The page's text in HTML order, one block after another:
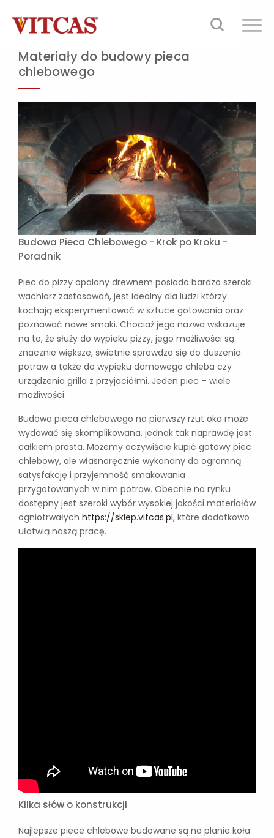
Materiały do budowy pieca
chlebowego
Budowa Pieca Chlebowego - Krok po Kroku -
Poradnik
Piec do pizzy opalany drewnem posiada bardzo szeroki
wachlarz zastosowań, jest idealny dla ludzi którzy
kochają eksperymentować w sztuce gotowania oraz
poznawać nowe smaki. Chociaż jego nazwa wskazuje
na to, że służy do wypieku pizzy, jego możliwości są
znacznie większe, świetnie sprawdza się do duszenia
potraw a także do wypieku domowego chleba czy
urządzenia grilla z przyjaciółmi. Jeden piec – wiele
możliwości.
Budowa pieca chlebowego na pierwszy rzut oka może
wydawać się skomplikowana, jednak tak naprawdę jest
całkiem prosta. Możemy oczywiście kupić gotowy piec
chlebowy, ale własnoręcznie wykonany da ogromną
satysfakcję i przyjemność smakowania
przygotowanych w nim potraw. Obecnie na rynku
dostępny jest szeroki wybór wysokiej jakości materiałów
ogniotrwałych https://sklep.vitcas.pl, które dodatkowo
ułatwią naszą pracę.
Kilka słów o konstrukcji
Najlepsze piece chlebowe budowane są na planie koła